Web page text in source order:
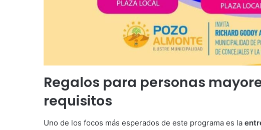
Regalos para personas
requisitos
Uno de los focos más esperados de este programa es la